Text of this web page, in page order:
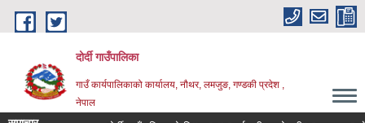
Skip to main content
दोर्दी गाउँपालिका
गाउँ कार्यपालिकाको कार्यालय, नौथर, लमजुङ, गण्डकी प्रदेश ,
नेपाल